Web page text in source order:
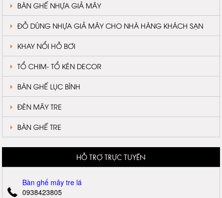
BÀN GHẾ NHỰA GIẢ MÂY
ĐỒ DÙNG NHỰA GIẢ MÂY CHO NHÀ HÀNG KHÁCH SẠN
KHAY NỔI HỒ BƠI
TỔ CHIM- TỔ KÉN DECOR
BÀN GHẾ LỤC BÌNH
ĐÈN MÂY TRE
BÀN GHẾ TRE
HỖ TRỢ TRỰC TUYẾN
Bàn ghế mây tre lá
0938423805